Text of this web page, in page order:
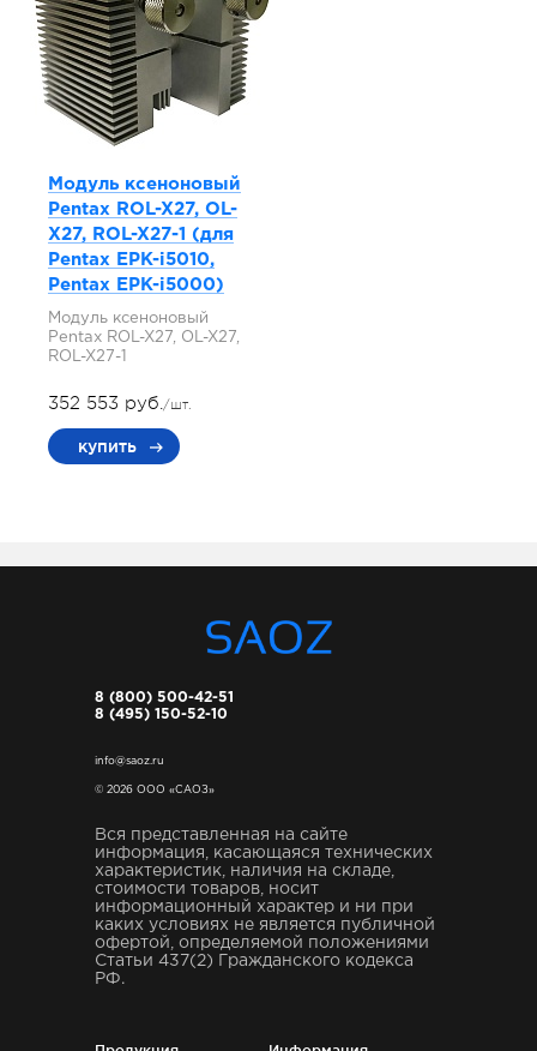
Модуль ксеноновый
Pentax ROL-X27, OL-
X27, ROL-X27-1 (для
Pentax EPK-i5010,
Pentax EPK-i5000)
Модуль ксеноновый
Pentax ROL-X27, OL-X27,
ROL-X27-1
352 553 руб./шт.
купить
8 (800) 500-42-51
8 (495) 150-52-10
info@saoz.ru
© 2026 ООО «САОЗ»
Вся представленная на сайте
информация, касающаяся технических
характеристик, наличия на складе,
стоимости товаров, носит
информационный характер и ни при
каких условиях не является публичной
офертой, определяемой положениями
Статьи 437(2) Гражданского кодекса
РФ.